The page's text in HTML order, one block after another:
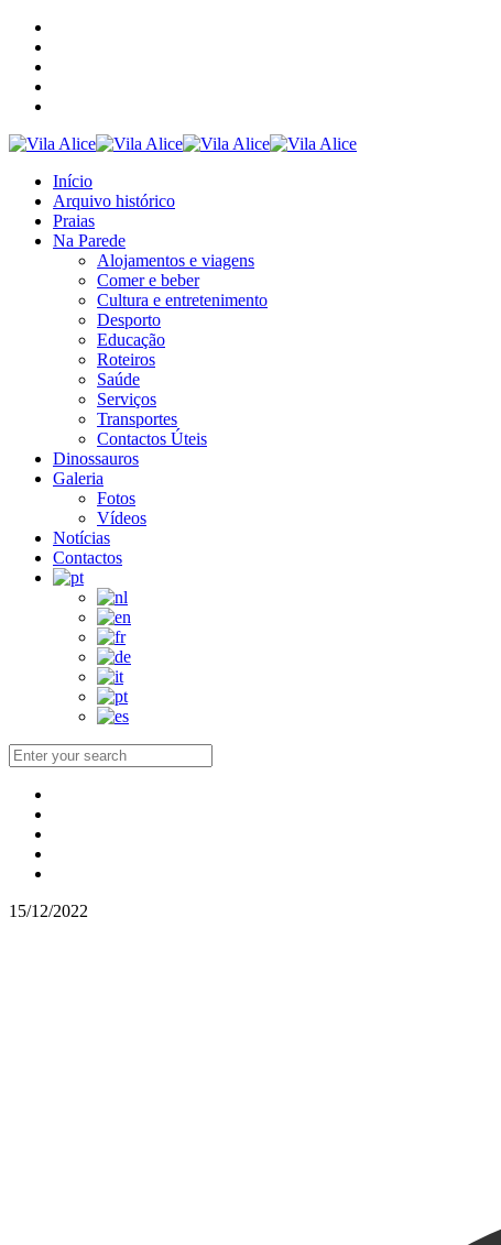
Início
Arquivo histórico
Praias
Na Parede
Alojamentos e viagens
Comer e beber
Cultura e entretenimento
Desporto
Educação
Roteiros
Saúde
Serviços
Transportes
Contactos Úteis
Dinossauros
Galeria
Fotos
Vídeos
Notícias
Contactos
15/12/2022